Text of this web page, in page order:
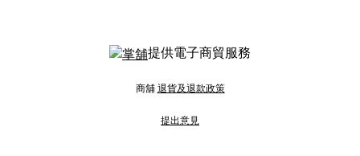
提供電子商貿服務
商舖 退貨及退款政策
提出意見